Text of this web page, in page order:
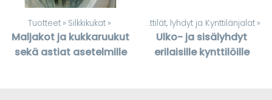
Tuotteet ‪» Silkkikukat ‪»
Maljakot ja kukkaruukut
sekä astiat asetelmille
Tuotteet Kynttilät, lyhdyt ja Kynttilänjalat ‪»
Ulko- ja sisälyhdyt
erilaisille kynttilöille